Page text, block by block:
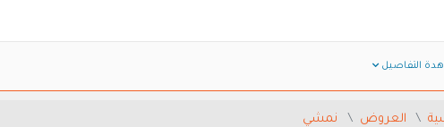
التفاصيل
العروض نمشي